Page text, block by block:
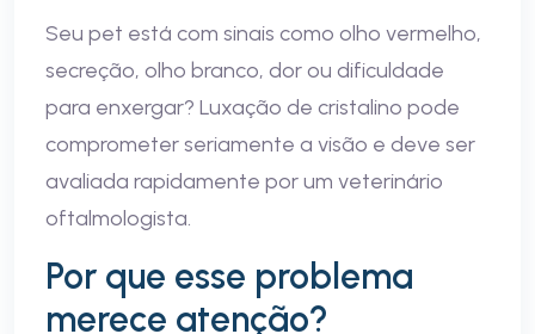
Seu pet está com sinais como olho vermelho,
secreção, olho branco, dor ou dificuldade
para enxergar? Luxação de cristalino pode
comprometer seriamente a visão e deve ser
avaliada rapidamente por um veterinário
oftalmologista.
Por que esse problema
merece atenção?